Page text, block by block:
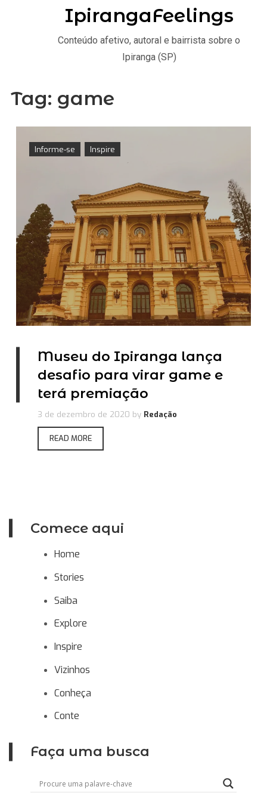
Comece aqui
Home
Stories
Saiba
Explore
Inspire
Vizinhos
Conheça
Conte
Faça uma busca
Tag: game
Informe-se Inspire
Museu do Ipiranga lança
desafio para virar game e
terá premiação
3 de dezembro de 2020 by Redação
READ MORE
IpirangaFeelings
Conteúdo afetivo, autoral e bairrista sobre o
Ipiranga (SP)